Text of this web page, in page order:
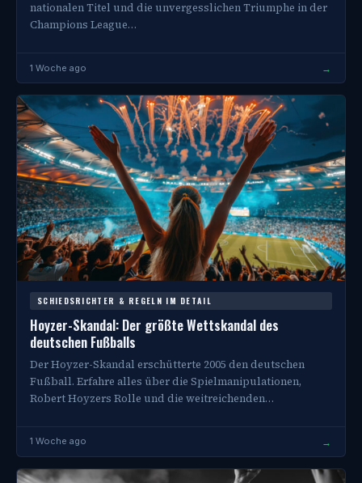
nationalen Titel und die unvergesslichen Triumphe in der
Champions League…
1 Woche ago →
SCHIEDSRICHTER & REGELN IM DETAIL
Hoyzer-Skandal: Der größte Wettskandal des
deutschen Fußballs
Der Hoyzer-Skandal erschütterte 2005 den deutschen
Fußball. Erfahre alles über die Spielmanipulationen,
Robert Hoyzers Rolle und die weitreichenden…
1 Woche ago →